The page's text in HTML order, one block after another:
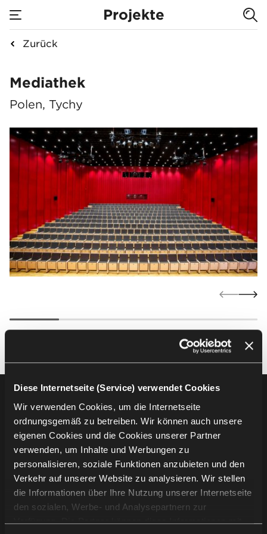
Diese Internetseite (Service) verwendet Cookies
Wir verwenden Cookies, um die Internetseite
ordnungsgemäß zu betreiben. Wir können auch unsere
eigenen Cookies und die Cookies unserer Partner
verwenden, um Inhalte und Werbungen zu
personalisieren, soziale Funktionen anzubieten und den
Verkehr auf unserer Website zu analysieren. Wir stellen
die Informationen über Ihre Nutzung unserer Internetseite
den sozialen, Werbe- und Analysepartnern zur
Verfügung. Die Partner können diese Informationen mit
Projekte
Zurück
Mediathek
Mediathek
Polen, Tychy
Footer
Produkte
Auditoriumsbestuhlung
Tribünenbestuhlung
Stadionbestuhlung
Unternehmensinformation